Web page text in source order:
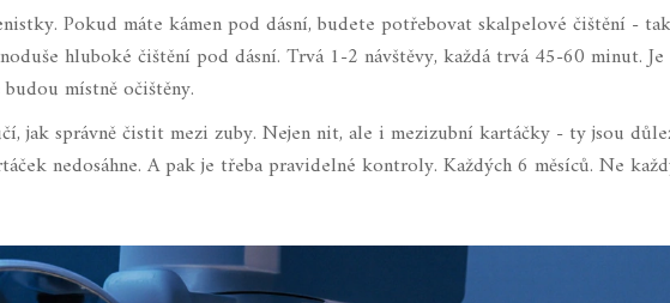
Pokud máte kámen pod dásní, budete potřebovatskalpelové čištění -
hluboké čištění pod dásní. Trvá 1-2 návštěvy, každá trvá 45-60 minut.
místně očištěny.
jak správně čistit mezi zuby. Nejen nit, ale i mezizubní kartáčky - ty jsou
nedosáhne. A pak je třeba pravidelné kontroly. Každých 6 měsíců. Ne